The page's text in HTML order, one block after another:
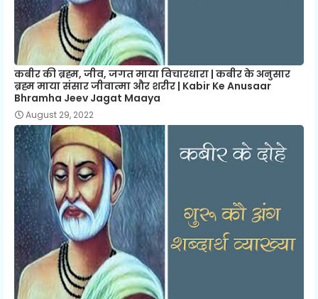
कबीर की ब्रह्म, जीव, जगत माया विचारधारा | कबीर के अनुसार
ब्रह्म माया संसार जीवात्मा और शरीर | Kabir Ke Anusaar
Bhramha Jeev Jagat Maaya
August 29, 2022